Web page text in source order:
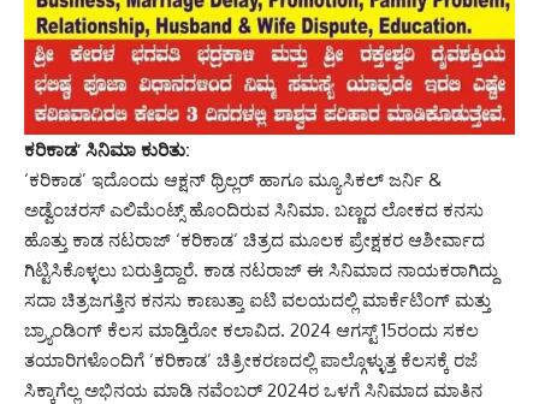
ಕರಿಕಾಡ’ ಸಿನಿಮಾ ಕುರಿತು:
‘ಕರಿಕಾಡ’ ಇದೊಂದು ಆಕ್ಷನ್ ಥ್ರಿಲ್ಲರ್ ಹಾಗೂ ಮ್ಯೂಸಿಕಲ್ ಜರ್ನಿ &
ಅಡ್ವೆಂಚರಸ್ ಎಲಿಮೆಂಟ್ಸ್ ಹೊಂದಿರುವ ಸಿನಿಮಾ. ಬಣ್ಣದ ಲೋಕದ ಕನಸು
ಹೊತ್ತು ಕಾಡ ನಟರಾಜ್ ‘ಕರಿಕಾಡ’ ಚಿತ್ರದ ಮೂಲಕ ಪ್ರೇಕ್ಷಕರ ಆಶೀರ್ವಾದ
ಗಿಟ್ಟಿಸಿಕೊಳ್ಳಲು ಬರುತ್ತಿದ್ದಾರೆ. ಕಾಡ ನಟರಾಜ್ ಈ ಸಿನಿಮಾದ ನಾಯಕರಾಗಿದ್ದು
ಸದಾ ಚಿತ್ರಜಗತ್ತಿನ ಕನಸು ಕಾಣುತ್ತಾ ಐಟಿ ವಲಯದಲ್ಲಿ ಮಾರ್ಕೆಟಿಂಗ್ ಮತ್ತು
ಬ್ರ್ಯಾಂಡಿಂಗ್ ಕೆಲಸ ಮಾಡ್ತಿರೋ ಕಲಾವಿದ. 2024 ಆಗಸ್ಟ್ 15ರಂದು ಸಕಲ
ತಯಾರಿಗಳೊಂದಿಗೆ ‘ಕರಿಕಾಡ’ ಚಿತ್ರೀಕರಣದಲ್ಲಿ ಪಾಲ್ಗೊಳ್ಳುತ್ತ ಕೆಲಸಕ್ಕೆ ರಜೆ
ಸಿಕ್ಕಾಗೆಲ್ಲ ಅಭಿನಯ ಮಾಡಿ ನವೆಂಬರ್ 2024ರ ಒಳಗೆ ಸಿನಿಮಾದ ಮಾತಿನ